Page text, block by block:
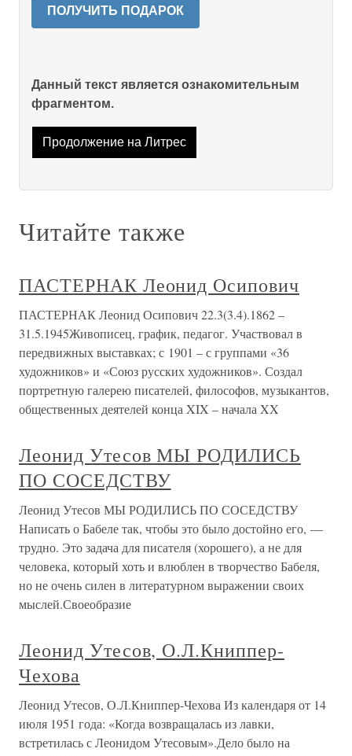
ПОЛУЧИТЬ ПОДАРОК
Данный текст является ознакомительным
фрагментом.
Продолжение на Литрес
Читайте также
ПАСТЕРНАК Леонид Осипович
ПАСТЕРНАК Леонид Осипович 22.3(3.4).1862 –
31.5.1945Живописец, график, педагог. Участвовал в
передвижных выставках; с 1901 – с группами «36
художников» и «Союз русских художников». Создал
портретную галерею писателей, философов, музыкантов,
общественных деятелей конца XIX – начала XX
Леонид Утесов МЫ РОДИЛИСЬ
ПО СОСЕДСТВУ
Леонид Утесов МЫ РОДИЛИСЬ ПО СОСЕДСТВУ
Написать о Бабеле так, чтобы это было достойно его, —
трудно. Это задача для писателя (хорошего), а не для
человека, который хоть и влюблен в творчество Бабеля,
но не очень силен в литературном выражении своих
мыслей.Своеобразие
Леонид Утесов, О.Л.Книппер-
Чехова
Леонид Утесов, О.Л.Книппер-Чехова Из календаря от 14
июля 1951 года: «Когда возвращалась из лавки,
встретилась с Леонидом Утесовым».Дело было на